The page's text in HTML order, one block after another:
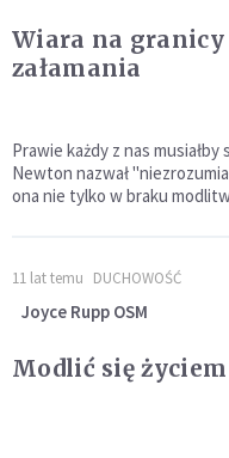
Wiara na granicy
załamania
Prawie każdy z nas
Newton nazwał
ona nie tylko w braku
11 lat temu DUCHOWOŚĆ
Joyce Rupp OSM
Modlić się życiem